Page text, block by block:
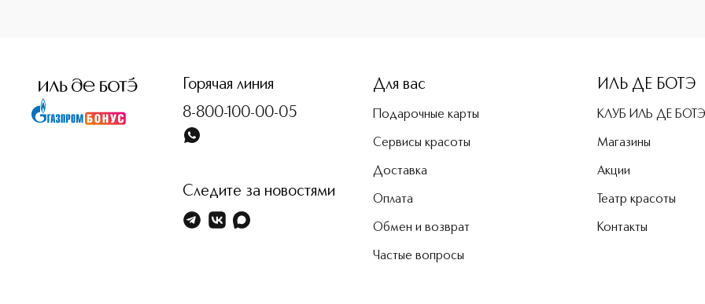
Горячая линия
8-800-100-00-05
Следите за новостями
Для вас
Подарочные карты
Сервисы красоты
Доставка
Оплата
Обмен и возврат
Частые вопросы
ИЛЬ ДЕ БОТЭ
КЛУБ ИЛЬ ДЕ БОТЭ
Магазины
Акции
Театр красоты
Контакты